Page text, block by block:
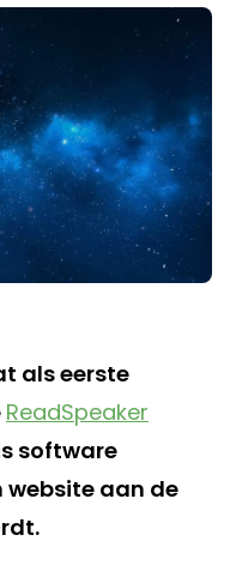
als eerste
ReadSpeaker
software
website aan de